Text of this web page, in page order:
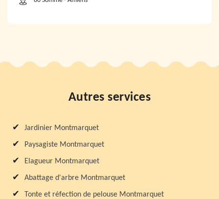
Autres services
Jardinier Montmarquet
Paysagiste Montmarquet
Elagueur Montmarquet
Abattage d'arbre Montmarquet
Tonte et réfection de pelouse Montmarquet